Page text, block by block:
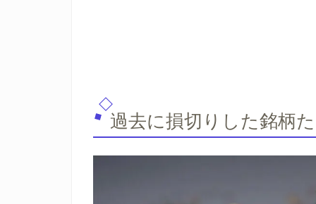
過去に損切りした銘柄